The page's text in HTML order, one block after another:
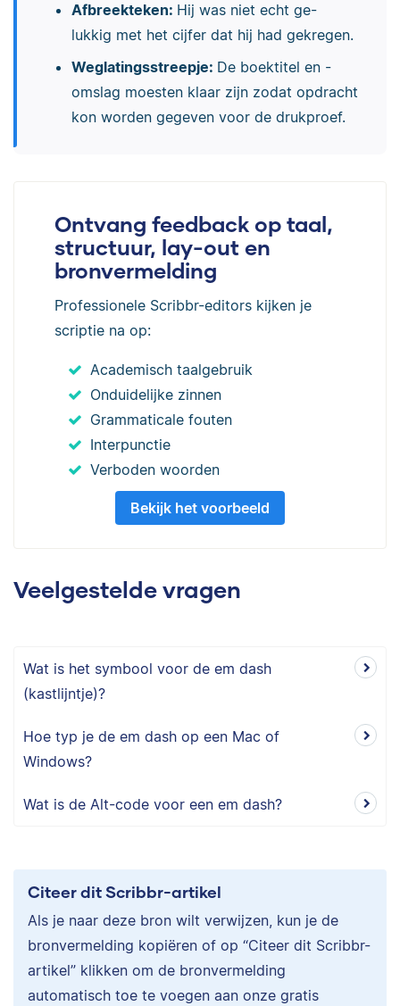
Afbreekteken: Hij was niet echt ge-
lukkig met het cijfer dat hij had gekregen.
Weglatingsstreepje: De boektitel en -
omslag moesten klaar zijn zodat opdracht
kon worden gegeven voor de drukproef.
Ontvang feedback op taal,
structuur, lay-out en
bronvermelding
Professionele Scribbr-editors kijken je
scriptie na op:
Academisch taalgebruik
Onduidelijke zinnen
Grammaticale fouten
Interpunctie
Verboden woorden
Bekijk het voorbeeld
Veelgestelde vragen
Wat is het symbool voor de em dash
(kastlijntje)?
Hoe typ je de em dash op een Mac of
Windows?
Wat is de Alt-code voor een em dash?
Citeer dit Scribbr-artikel
Als je naar deze bron wilt verwijzen, kun je de
bronvermelding kopiëren of op “Citeer dit Scribbr-
artikel” klikken om de bronvermelding
automatisch toe te voegen aan onze gratis